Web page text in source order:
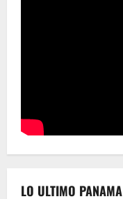
LO ULTIMO PANAMA